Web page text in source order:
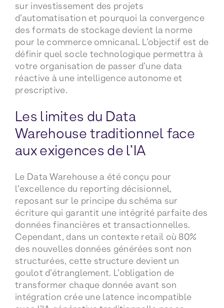
sur investissement des projets
d’automatisation et pourquoi la convergence
des formats de stockage devient la norme
pour le commerce omnicanal. L’objectif est de
définir quel socle technologique permettra à
votre organisation de passer d’une data
réactive à une intelligence autonome et
prescriptive.
Les limites du Data
Warehouse traditionnel face
aux exigences de l’IA
Le Data Warehouse a été conçu pour
l’excellence du reporting décisionnel,
reposant sur le principe du schéma sur
écriture qui garantit une intégrité parfaite des
données financières et transactionnelles.
Cependant, dans un contexte retail où 80%
des nouvelles données générées sont non
structurées, cette structure devient un
goulot d’étranglement. L’obligation de
transformer chaque donnée avant son
intégration crée une latence incompatible